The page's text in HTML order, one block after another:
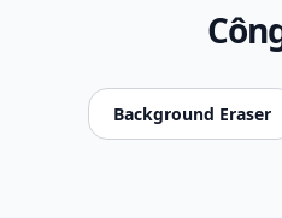
Background Eraser